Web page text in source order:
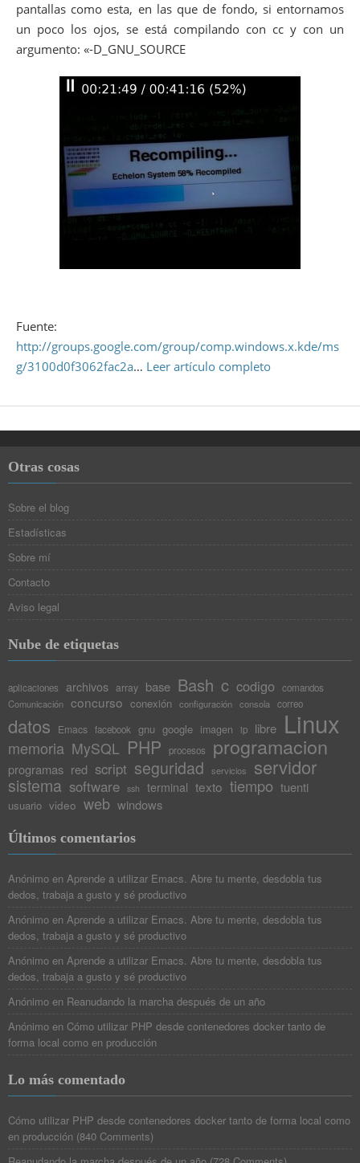
pantallas como esta, en las que de fondo, si entornamos
un poco los ojos, se está compilando con cc y con un
argumento: «-D_GNU_SOURCE
Fuente:
http://groups.google.com/group/comp.windows.x.kde/ms
g/3100d0f3062fac2a… Leer artículo completo
Otras cosas
Sobre el blog
Estadísticas
Sobre mí
Contacto
Aviso legal
Nube de etiquetas
aplicaciones archivos array base Bash c codigo
comandos
Comunicación concurso conexión configuración consola correo
datos Emacs facebook gnu google imagen ip libre Linux
memoria MySQL PHP procesos programacion
programas red script seguridad servicios servidor
sistema software ssh terminal texto tiempo tuenti
usuario video web windows
Últimos comentarios
Anónimo en Aprende a utilizar Emacs. Abre tu mente, desdobla tus
dedos, trabaja a gusto y sé productivo
Anónimo en Aprende a utilizar Emacs. Abre tu mente, desdobla tus
dedos, trabaja a gusto y sé productivo
Anónimo en Aprende a utilizar Emacs. Abre tu mente, desdobla tus
dedos, trabaja a gusto y sé productivo
Anónimo en Reanudando la marcha después de un año
Anónimo en Cómo utilizar PHP desde contenedores docker tanto de
forma local como en producción
Lo más comentado
Cómo utilizar PHP desde contenedores docker tanto de forma local como
en producción (840 Comments)